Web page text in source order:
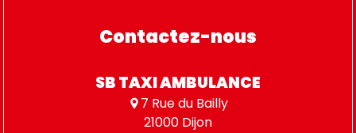
Contactez-nous
SB TAXI AMBULANCE
7 Rue du Bailly
21000 Dijon